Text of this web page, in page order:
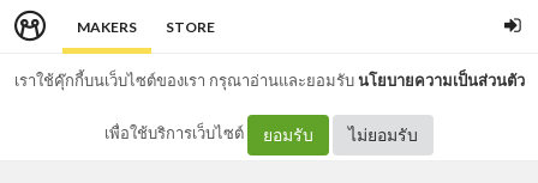
MAKERS STORE
เราใช้คุ๊กกี้บนเว็บไซต์ของเรา กรุณาอ่านและยอมรับนโยบายความเป็นส่วนตัว
เพื่อใช้บริการเว็บไซต์ ยอมรับ ไม่ยอมรับ